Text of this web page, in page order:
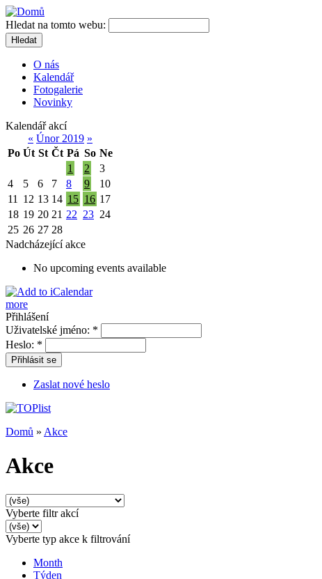
Hledat na tomto webu:
Hledat
O nás
Kalendář
Fotogalerie
Novinky
Kalendář akcí
« Únor 2019 »
Po Út St Čt Pá So Ne
1
2
3
4
5 6 7 8 9
10
11
12 13 14 15 16 17
18 19 20 21 22 23 24
25 26 27 28
Nadcházející akce
No upcoming events available
more
Přihlášení
Uživatelské jméno: *
Heslo: *
Přihlásit se
Zaslat nové heslo
Domů » Akce
Akce
Vyberte filtr akcí
Vyberte typ akce k filtrování
Month
Týden